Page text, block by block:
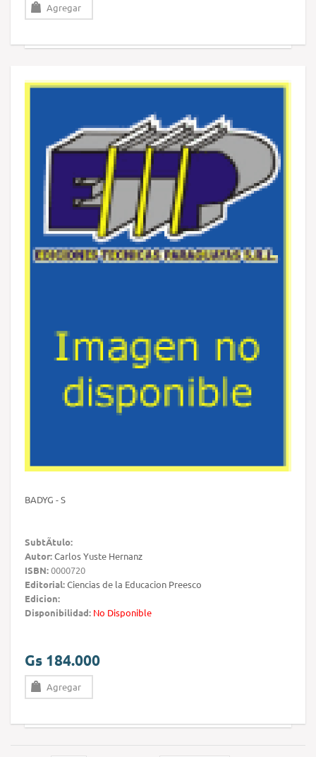
Agregar
BADYG - S
SubtÃ­tulo:
Autor:Carlos Yuste Hernanz
ISBN:0000720
Editorial:Ciencias de la Educacion Preesco
Edicion:
Disponibilidad: No Disponible
Gs 184.000
Agregar